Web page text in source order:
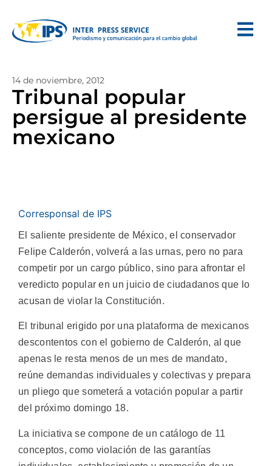
14 de noviembre, 2012
Tribunal popular
persigue al presidente
mexicano
Corresponsal de IPS
El saliente presidente de México, el conservador
Felipe Calderón, volverá a las urnas, pero no para
competir por un cargo público, sino para afrontar el
veredicto popular en un juicio de ciudadanos que lo
acusan de violar la Constitución.
El tribunal erigido por una plataforma de mexicanos
descontentos con el gobierno de Calderón, al que
apenas le resta menos de un mes de mandato,
reúne demandas individuales y colectivas y prepara
un pliego que someterá a votación popular a partir
del próximo domingo 18.
La iniciativa se compone de un catálogo de 11
conceptos, como violación de las garantías